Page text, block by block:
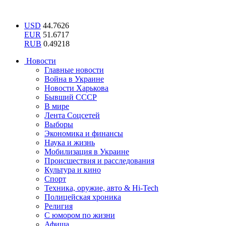
USD 44.7626
EUR 51.6717
RUB 0.49218
Новости
Главные новости
Война в Украине
Новости Харькова
Бывший СССР
В мире
Лента Соцсетей
Выборы
Экономика и финансы
Наука и жизнь
Мобилизация в Украине
Происшествия и расследования
Культура и кино
Спорт
Техника, оружие, авто & Hi-Tech
Полицейская хроника
Религия
С юмором по жизни
Афиша